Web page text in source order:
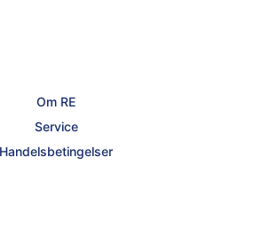
Om RE
Service
Handelsbetingelser